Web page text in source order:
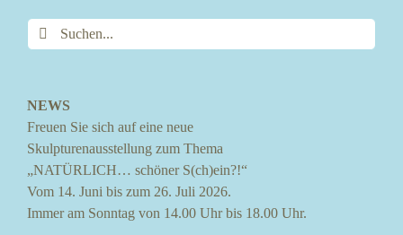
Suche
nach:
NEWS
Freuen Sie sich auf eine neue
Skulpturenausstellung zum Thema
„NATÜRLICH… schöner S(ch)ein?!“
Vom 14. Juni bis zum 26. Juli 2026.
Immer am Sonntag von 14.00 Uhr bis 18.00 Uhr.